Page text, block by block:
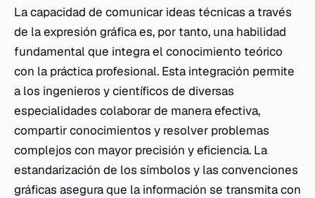
La capacidad de comunicar ideas técnicas a través
de la expresión gráfica es, por tanto, una habilidad
fundamental que integra el conocimiento teórico
con la práctica profesional. Esta integración permite
a los ingenieros y científicos de diversas
especialidades colaborar de manera efectiva,
compartir conocimientos y resolver problemas
complejos con mayor precisión y eficiencia. La
estandarización de los símbolos y las convenciones
gráficas asegura que la información se transmita con